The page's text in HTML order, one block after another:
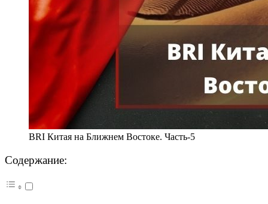
BRI Китая на Ближнем Востоке. Часть-5
Содержание: